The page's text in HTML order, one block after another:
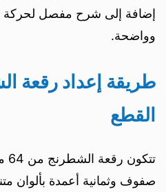
إضافة إلى شرح مفصل
وواضحة.
طريقة إعداد رقعة
القطع
صفوف وثمانية أعمدة بألوان